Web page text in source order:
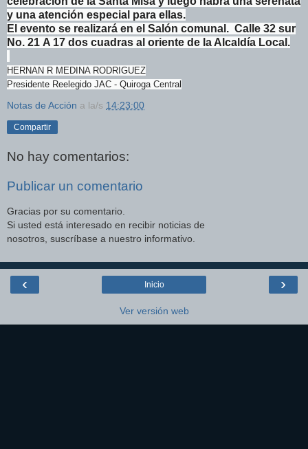
y una atención especial para ellas.
El evento se realizará en el Salón comunal. Calle 32 sur
No. 21 A 17 dos cuadras al oriente de la Alcaldía Local.
HERNAN R MEDINA RODRIGUEZ
Presidente Reelegido JAC - Quiroga Central
Notas de Acción a la/s 14:23:00
Compartir
No hay comentarios:
Publicar un comentario
Gracias por su comentario.
Si usted está interesado en recibir noticias de
nosotros, suscríbase a nuestro informativo.
‹ ›
Inicio
Ver versión web